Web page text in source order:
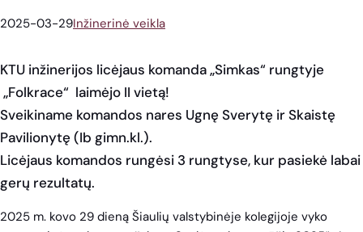
2025-03-29Inžinerinė veikla
KTU inžinerijos licėjaus komanda „Simkas“ rungtyje
„Folkrace“ laimėjo II vietą!
Sveikiname komandos nares Ugnę Sverytę ir Skaistę
Pavilionytę (Ib gimn.kl.).
Licėjaus komandos rungėsi 3 rungtyse, kur pasiekė labai
gerų rezultatų.
2025 m. kovo 29 dieną Šiaulių valstybinėje kolegijoje vyko